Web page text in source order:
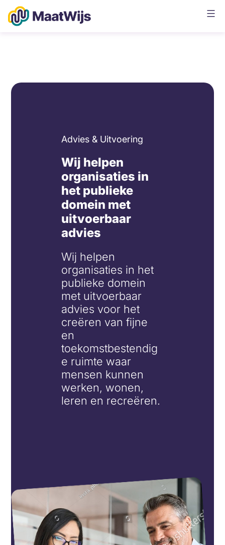
naar
Advies & Uitvoering
Wij helpen
organisaties in
het publieke
domein met
uitvoerbaar
advies
Wij helpen
organisaties in het
publieke domein
met uitvoerbaar
advies voor het
creëren van fijne
en
toekomstbestendig
e ruimte waar
mensen kunnen
werken, wonen,
leren en recreëren.